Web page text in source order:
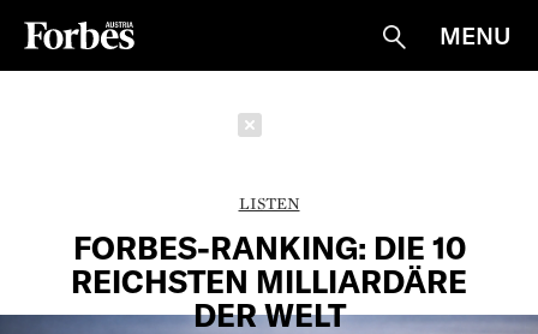
Suche
MENU
LISTEN
FORBES-RANKING: DIE 10
REICHSTEN MILLIARDÄRE
DER WELT